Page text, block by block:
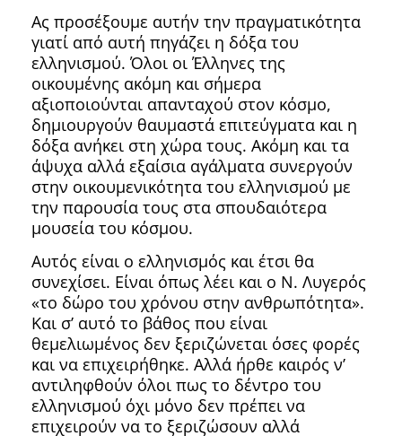
Ας προσέξουμε αυτήν την πραγματικότητα
γιατί από αυτή πηγάζει η δόξα του
ελληνισμού. Όλοι οι Έλληνες της
οικουμένης ακόμη και σήμερα
αξιοποιούνται απανταχού στον κόσμο,
δημιουργούν θαυμαστά επιτεύγματα και η
δόξα ανήκει στη χώρα τους. Ακόμη και τα
άψυχα αλλά εξαίσια αγάλματα συνεργούν
στην οικουμενικότητα του ελληνισμού με
την παρουσία τους στα σπουδαιότερα
μουσεία του κόσμου.
Αυτός είναι ο ελληνισμός και έτσι θα
συνεχίσει. Είναι όπως λέει και ο Ν. Λυγερός
«το δώρο του χρόνου στην ανθρωπότητα».
Και σ’ αυτό το βάθος που είναι
θεμελιωμένος δεν ξεριζώνεται όσες φορές
και να επιχειρήθηκε. Αλλά ήρθε καιρός ν’
αντιληφθούν όλοι πως το δέντρο του
ελληνισμού όχι μόνο δεν πρέπει να
επιχειρούν να το ξεριζώσουν αλλά